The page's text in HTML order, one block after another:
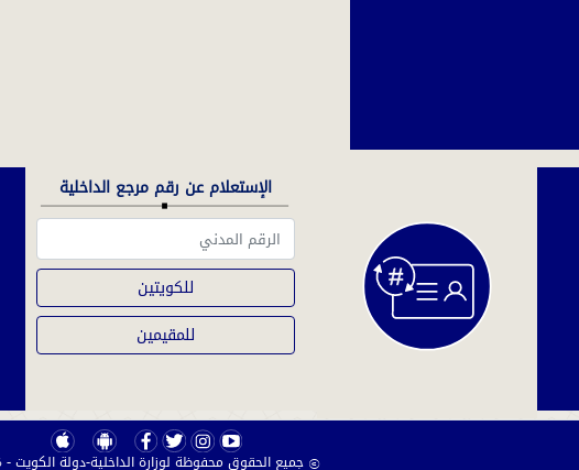
والغرامات
الإستعلام عن رقم مرجع الداخلية
للكويتين
للمقيمين
© جميع الحقوق محفوظة لوزارة الداخلية-دولة الكويت - 2026